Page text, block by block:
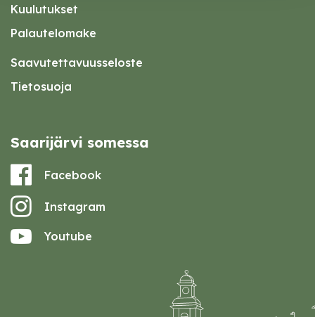
Kuulutukset
Palautelomake
Saavutettavuusseloste
Tietosuoja
Saarijärvi somessa
Facebook
Instagram
Youtube